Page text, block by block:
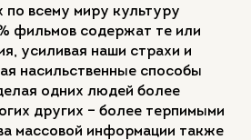
всему миру культуру
фильмов содержат те или
усиливая наши страхи и
насильственные способы
одних людей более
других – более терпимыми
массовой информации также